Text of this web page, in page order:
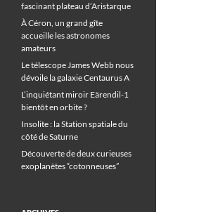
fascinant plateau d’Aristarque
À Céron, un grand gîte
accueille les astronomes
amateurs
Le télescope James Webb nous
dévoile la galaxie Centaurus A
L’inquiétant miroir Eärendil-1
bientôt en orbite ?
Insolite : la Station spatiale du
côté de Saturne
Découverte de deux curieuses
exoplanètes “cotonneuses”